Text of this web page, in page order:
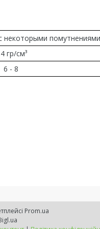
некоторыми
гр/см³
6 - 8
Prom.ua